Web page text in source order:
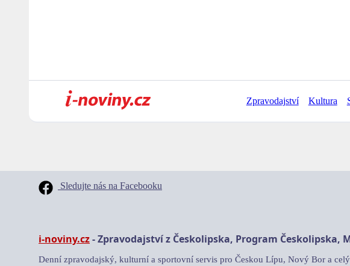
Zpravodajství Kultura
Sledujte nás na Facebooku
i-noviny.cz- Zpravodajství z Českolipska, Program Českolipska,
Denní zpravodajský, kulturní a sportovní servis pro Českou Lípu, Nový Bor a